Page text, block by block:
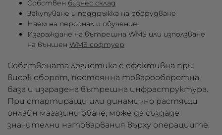
Собствен бизнес склад
Закупуване и поддръжка на оборудване
Наем на персонал и обучение
Изграждане на вътрешна WMS или използване
на външен WMS софтуер
Собствената логистика е ефективна при
висок оборот, постоянна товарооборотна
база и изградена вътрешна инфраструктура.
При стартиращи или динамично растящи
онлайн магазини обаче, може да създаде
значителни натоварвания върху операциите.